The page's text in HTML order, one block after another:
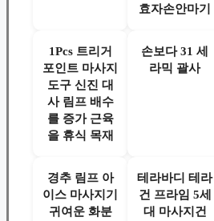
효자손안마기
1Pcs 트리거
포인트 마사지
도구 신진 대
사 림프 배수
를 증가 근육
을 휴식 목재
손보다 31 세
라믹 괄사
경추 림프 아
이스 마사지기
귀여운 화분
테라바디 테라
건 프라임 5세
대 마사지건